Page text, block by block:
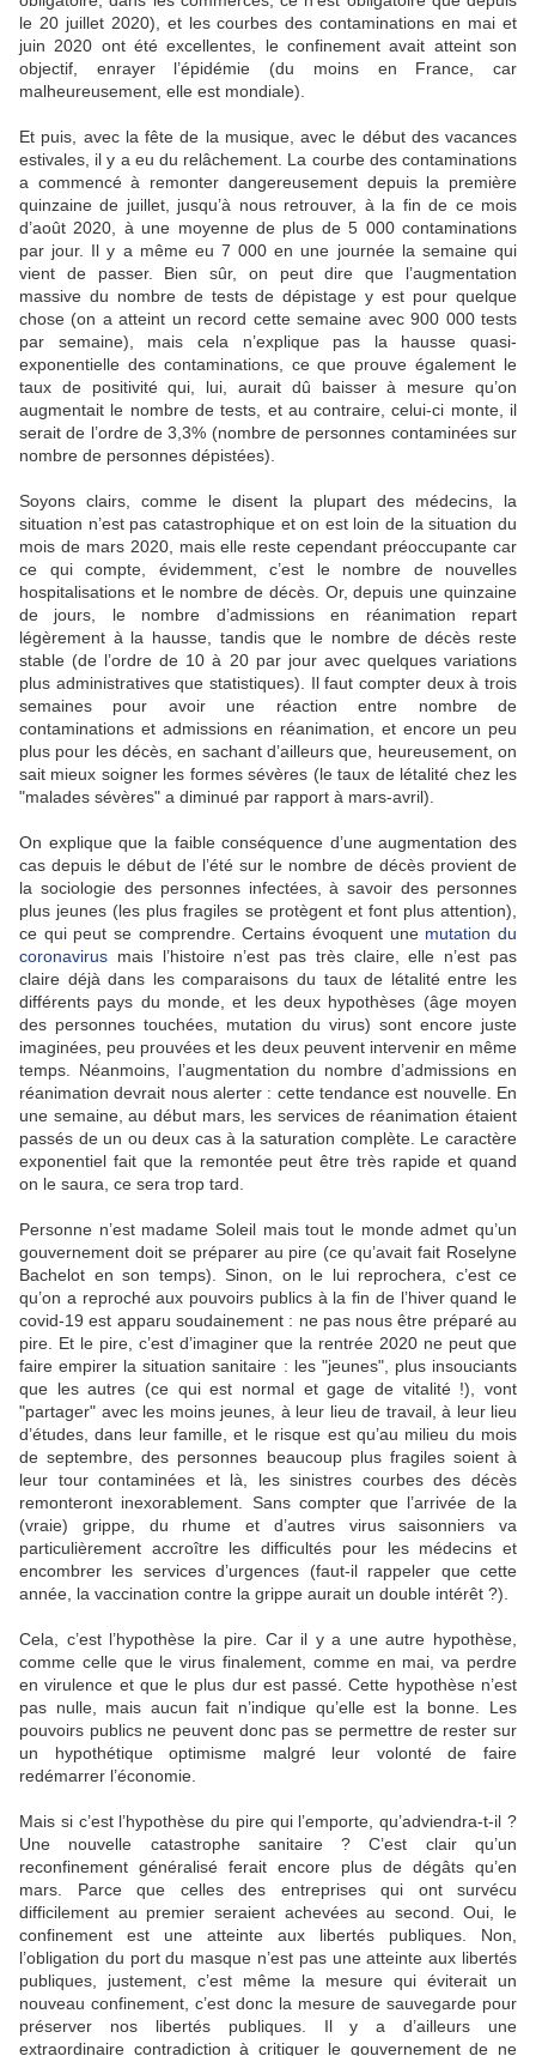
le 20 juillet 2020), et les courbes des contaminations en mai et
juin 2020 ont été excellentes, le confinement avait atteint son
objectif, enrayer l’épidémie (du moins en France, car
malheureusement, elle est mondiale).
Et puis, avec la fête de la musique, avec le début des vacances
estivales, il y a eu du relâchement. La courbe des contaminations
a commencé à remonter dangereusement depuis la première
quinzaine de juillet, jusqu’à nous retrouver, à la fin de ce mois
d’août 2020, à une moyenne de plus de 5 000 contaminations
par jour. Il y a même eu 7 000 en une journée la semaine qui
vient de passer. Bien sûr, on peut dire que l’augmentation
massive du nombre de tests de dépistage y est pour quelque
chose (on a atteint un record cette semaine avec 900 000 tests
par semaine), mais cela n’explique pas la hausse quasi-
exponentielle des contaminations, ce que prouve également le
taux de positivité qui, lui, aurait dû baisser à mesure qu’on
augmentait le nombre de tests, et au contraire, celui-ci monte, il
serait de l’ordre de 3,3% (nombre de personnes contaminées sur
nombre de personnes dépistées).
Soyons clairs, comme le disent la plupart des médecins, la
situation n’est pas catastrophique et on est loin de la situation du
mois de mars 2020, mais elle reste cependant préoccupante car
ce qui compte, évidemment, c’est le nombre de nouvelles
hospitalisations et le nombre de décès. Or, depuis une quinzaine
de jours, le nombre d’admissions en réanimation repart
légèrement à la hausse, tandis que le nombre de décès reste
stable (de l’ordre de 10 à 20 par jour avec quelques variations
plus administratives que statistiques). Il faut compter deux à trois
semaines pour avoir une réaction entre nombre de
contaminations et admissions en réanimation, et encore un peu
plus pour les décès, en sachant d’ailleurs que, heureusement, on
sait mieux soigner les formes sévères (le taux de létalité chez les
"malades sévères" a diminué par rapport à mars-avril).
On explique que la faible conséquence d’une augmentation des
cas depuis le début de l’été sur le nombre de décès provient de
la sociologie des personnes infectées, à savoir des personnes
plus jeunes (les plus fragiles se protègent et font plus attention),
ce qui peut se comprendre. Certains évoquent une mutation du
coronavirus mais l’histoire n’est pas très claire, elle n’est pas
claire déjà dans les comparaisons du taux de létalité entre les
différents pays du monde, et les deux hypothèses (âge moyen
des personnes touchées, mutation du virus) sont encore juste
imaginées, peu prouvées et les deux peuvent intervenir en même
temps. Néanmoins, l’augmentation du nombre d’admissions en
réanimation devrait nous alerter : cette tendance est nouvelle. En
une semaine, au début mars, les services de réanimation étaient
passés de un ou deux cas à la saturation complète. Le caractère
exponentiel fait que la remontée peut être très rapide et quand
on le saura, ce sera trop tard.
Personne n’est madame Soleil mais tout le monde admet qu’un
gouvernement doit se préparer au pire (ce qu’avait fait Roselyne
Bachelot en son temps). Sinon, on le lui reprochera, c’est ce
qu’on a reproché aux pouvoirs publics à la fin de l’hiver quand le
covid-19 est apparu soudainement : ne pas nous être préparé au
pire. Et le pire, c’est d’imaginer que la rentrée 2020 ne peut que
faire empirer la situation sanitaire : les "jeunes", plus insouciants
que les autres (ce qui est normal et gage de vitalité !), vont
"partager" avec les moins jeunes, à leur lieu de travail, à leur lieu
d’études, dans leur famille, et le risque est qu’au milieu du mois
de septembre, des personnes beaucoup plus fragiles soient à
leur tour contaminées et là, les sinistres courbes des décès
remonteront inexorablement. Sans compter que l’arrivée de la
(vraie) grippe, du rhume et d’autres virus saisonniers va
particulièrement accroître les difficultés pour les médecins et
encombrer les services d’urgences (faut-il rappeler que cette
année, la vaccination contre la grippe aurait un double intérêt ?).
Cela, c’est l’hypothèse la pire. Car il y a une autre hypothèse,
comme celle que le virus finalement, comme en mai, va perdre
en virulence et que le plus dur est passé. Cette hypothèse n’est
pas nulle, mais aucun fait n’indique qu’elle est la bonne. Les
pouvoirs publics ne peuvent donc pas se permettre de rester sur
un hypothétique optimisme malgré leur volonté de faire
redémarrer l’économie.
Mais si c’est l’hypothèse du pire qui l’emporte, qu’adviendra-t-il ?
Une nouvelle catastrophe sanitaire ? C’est clair qu’un
reconfinement généralisé ferait encore plus de dégâts qu’en
mars. Parce que celles des entreprises qui ont survécu
difficilement au premier seraient achevées au second. Oui, le
confinement est une atteinte aux libertés publiques. Non,
l’obligation du port du masque n’est pas une atteinte aux libertés
publiques, justement, c’est même la mesure qui éviterait un
nouveau confinement, c’est donc la mesure de sauvegarde pour
préserver nos libertés publiques. Il y a d’ailleurs une
extraordinaire contradiction à critiquer le gouvernement de ne